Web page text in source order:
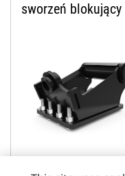
sworzeń blokujący